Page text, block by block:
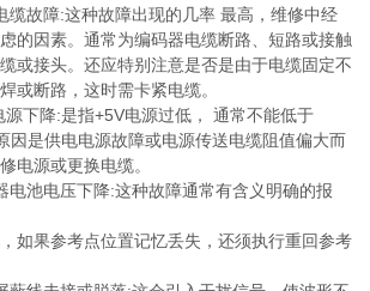
故障:这种故障出现的几率 最高，维修中经
的因素。通常为编码器电缆断路、短路或接触
或接头。还应特别注意是否是由于电缆固定不
或断路，这时需卡紧电缆。
下降:是指+5V电源过低， 通常不能低于
因是供电电源故障或电源传送电缆阻值偏大而
电源或更换电缆。
池电压下降:这种故障通常有含义明确的报
果参考点位置记忆丢失，还须执行重回参考